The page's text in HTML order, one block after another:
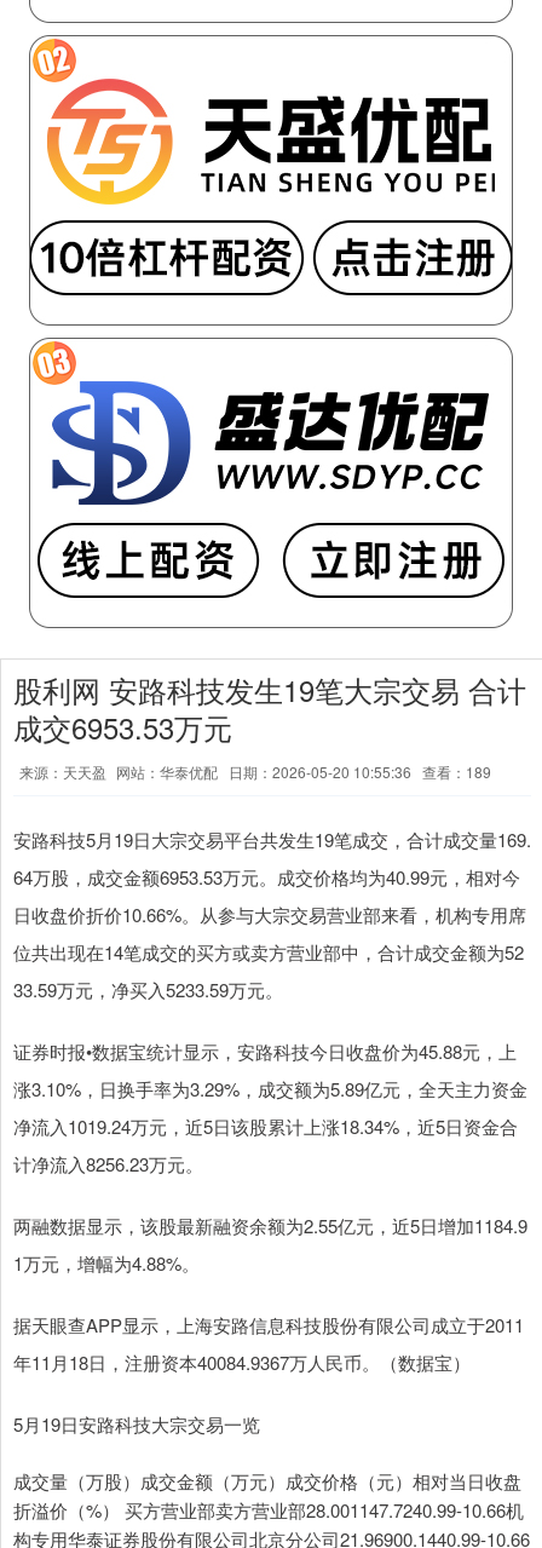
股利网 安路科技发生19笔大宗交易 合计
成交6953.53万元
来源：天天盈 网站：华泰优配 日期：2026-05-20 10:55:36 查看：189
安路科技5月19日大宗交易平台共发生19笔成交，合计成交量169.
64万股，成交金额6953.53万元。成交价格均为40.99元，相对今
日收盘价折价10.66%。从参与大宗交易营业部来看，机构专用席
位共出现在14笔成交的买方或卖方营业部中，合计成交金额为52
33.59万元，净买入5233.59万元。
证券时报•数据宝统计显示，安路科技今日收盘价为45.88元，上
涨3.10%，日换手率为3.29%，成交额为5.89亿元，全天主力资金
净流入1019.24万元，近5日该股累计上涨18.34%，近5日资金合
计净流入8256.23万元。
两融数据显示，该股最新融资余额为2.55亿元，近5日增加1184.9
1万元，增幅为4.88%。
据天眼查APP显示，上海安路信息科技股份有限公司成立于2011
年11月18日，注册资本40084.9367万人民币。（数据宝）
5月19日安路科技大宗交易一览
成交量（万股）成交金额（万元）成交价格（元）相对当日收盘
折溢价（%） 买方营业部卖方营业部28.001147.7240.99-10.66机
构专用华泰证券股份有限公司北京分公司21.96900.1440.99-10.66